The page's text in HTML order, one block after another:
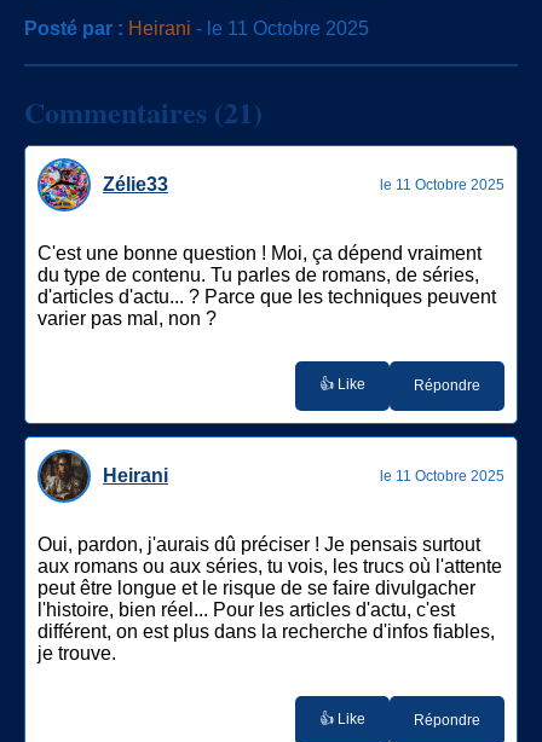
Posté par : Heirani - le 11 Octobre 2025
Commentaires (21)
Zélie33 le 11 Octobre 2025
C'est une bonne question ! Moi, ça dépend vraiment
du type de contenu. Tu parles de romans, de séries,
d'articles d'actu... ? Parce que les techniques peuvent
varier pas mal, non ?
👍 Like Répondre
Heirani le 11 Octobre 2025
Oui, pardon, j'aurais dû préciser ! Je pensais surtout
aux romans ou aux séries, tu vois, les trucs où l'attente
peut être longue et le risque de se faire divulgacher
l'histoire, bien réel... Pour les articles d'actu, c'est
différent, on est plus dans la recherche d'infos fiables,
je trouve.
👍 Like Répondre